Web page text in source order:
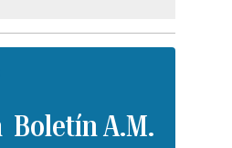
Boletín A.M.